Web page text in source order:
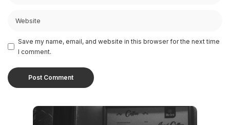
Save my name, email, and website in this browser for the next time
I comment.